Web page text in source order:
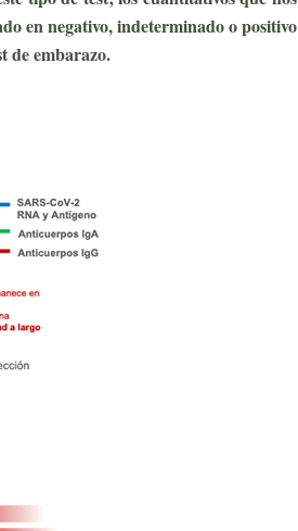
en negativo, indeterminado o positivo
de embarazo.